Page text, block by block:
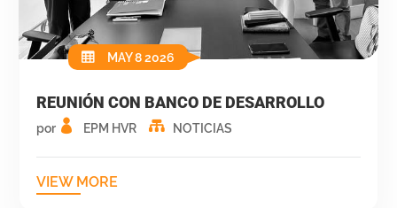
REUNIÓN CON BANCO DE DESARROLLO
por EPM HVR
MAY 8 2026
NOTICIAS
VIEW MORE